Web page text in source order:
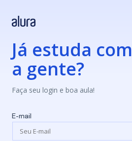
Já estuda com
a gente?
Faça seu login e boa aula!
E-mail